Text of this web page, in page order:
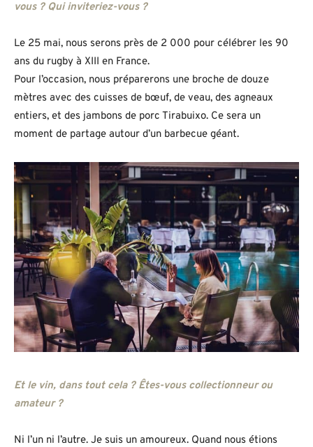
vous ? Qui inviteriez-vous ?
Le 25 mai, nous serons près de 2 000 pour célébrer les 90
ans du rugby à XIII en France.
Pour l’occasion, nous préparerons une broche de douze
mètres avec des cuisses de bœuf, de veau, des agneaux
entiers, et des jambons de porc Tirabuixo. Ce sera un
moment de partage autour d’un barbecue géant.
Et le vin, dans tout cela ? Êtes-vous collectionneur ou
amateur ?
Ni l’un ni l’autre. Je suis un amoureux. Quand nous étions